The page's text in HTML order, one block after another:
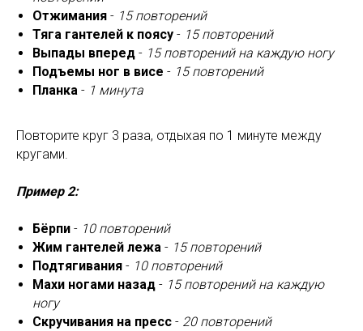
Отжимания - 15 повторений
Тяга гантелей к поясу - 15 повторений
Выпады вперед - 15 повторений на каждую ногу
Подъемы ног в висе - 15 повторений
Планка - 1 минута
Повторите круг 3 раза, отдыхая по 1 минуте между
кругами.
Пример 2:
Бёрпи - 10 повторений
Жим гантелей лежа - 15 повторений
Подтягивания - 10 повторений
Махи ногами назад - 15 повторений на каждую
ногу
Скручивания на пресс - 20 повторений